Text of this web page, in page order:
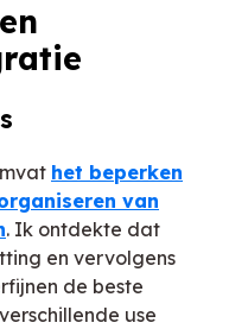
het beperken
van
. Ik ontdekte dat
en vervolgens
de beste
use